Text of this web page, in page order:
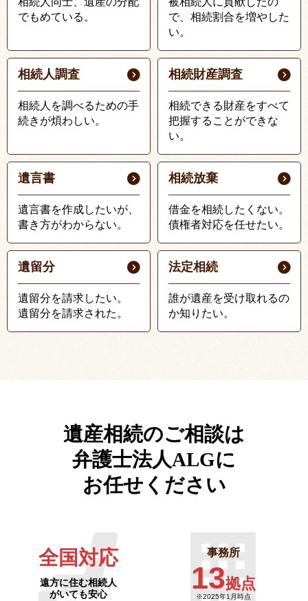
でもめている。
で、相続割合を増やした
い。
相続人調査
相続人を調べるための手
続きが煩わしい。
相続財産調査
相続できる財産をすべて
把握することができな
い。
遺言書
遺言書を作成したいが、
書き方がわからない。
相続放棄
借金を相続したくない。
債権者対応を任せたい。
遺留分
遺留分を請求したい。
遺留分を請求された。
法定相続
誰が遺産を受け取れるの
か知りたい。
遺産相続のご相談は
弁護士法人ALGに
お任せください
全国対応
遠方に住む相続人
がいても安心
事務所
13拠点
※2025年1月時点